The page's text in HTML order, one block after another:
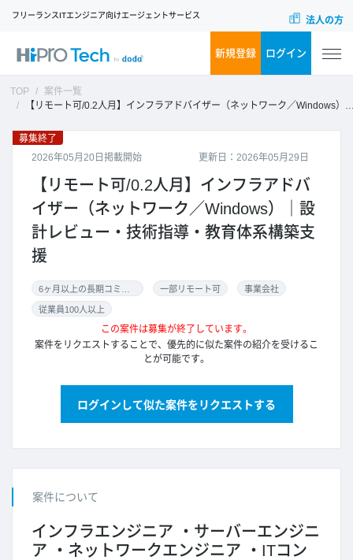
フリーランスITエンジニア向けエージェントサービス 法人の方
新規登録 ログイン
TOP
案件一覧
【リモート可/0.2人月】インフラアドバイザー（ネットワーク／Windows）｜設計レビュー・技術指導・教育体系構築支援
更新日：2026年05月29日
募集終了
2026年05月20日掲載開始
【リモート可/0.2人月】インフラアドバ
イザー（ネットワーク／Windows）｜設
計レビュー・技術指導・教育体系構築支
援
一部リモート可 事業会社
従業員100人以上
この案件は募集が終了しています。
案件をリクエストすることで、優先的に似た案件の紹介を受けるこ
とが可能です。
ログインして似た案件をリクエストする
案件について
インフラエンジニア
サーバーエンジニ
ア
ネットワークエンジニア
ITコン